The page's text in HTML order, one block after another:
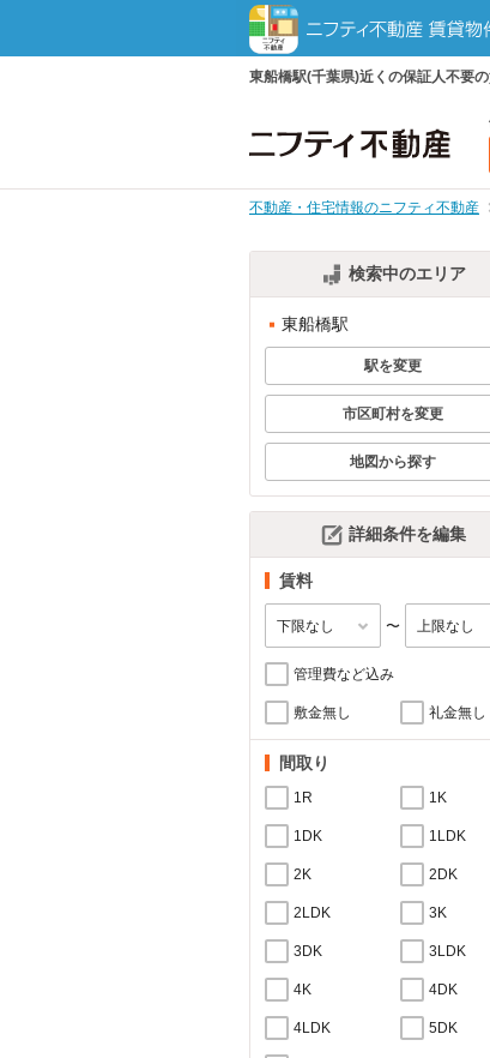
東船橋駅(千葉県)近くの保証人不要
不動産・住宅情報のニフティ不動産
検索中のエリア
東船橋駅
駅を変更
市区町村を変更
地図から探す
詳細条件を編集
賃料
〜
管理費など込み
敷金無し 礼金無し
間取り
1R 1K
1DK 1LDK
2K 2DK
2LDK 3K
3DK 3LDK
4K 4DK
4LDK 5DK